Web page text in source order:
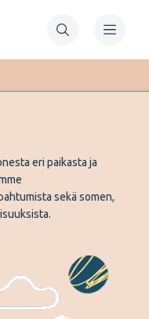
eri paikasta ja
sekä somen,